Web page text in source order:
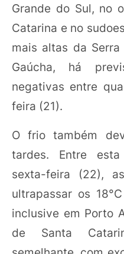
Grande do Sul, no
Catarina e no
mais altas da
Gaúcha, há
negativas entre
feira (21).
O frio também
tardes. Entre
sexta-feira (22),
ultrapassar os
inclusive em Porto
de Santa